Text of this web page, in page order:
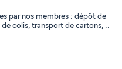
par nos membres : dépôt de
colis, transport de cartons, ..